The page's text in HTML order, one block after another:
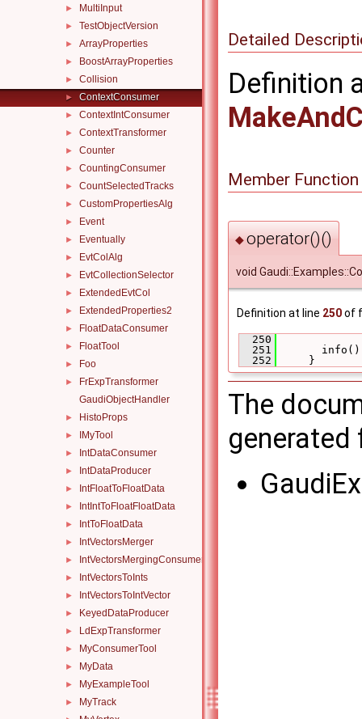
► MultiInput
► TestObjectVersion
► ArrayProperties
► BoostArrayProperties
► Collision
► ContextConsumer
► ContextIntConsumer
► ContextTransformer
► Counter
► CountingConsumer
► CountSelectedTracks
► CustomPropertiesAlg
► Event
► Eventually
► EvtColAlg
► EvtCollectionSelector
► ExtendedEvtCol
► ExtendedProperties2
► FloatDataConsumer
► FloatTool
► Foo
►
FrExpTransformer
GaudiObjectHandler
► HistoProps
► IMyTool
► IntDataConsumer
► IntDataProducer
► IntFloatToFloatData
► IntIntToFloatFloatData
► IntToFloatData
► IntVectorsMerger
► IntVectorsMergingConsumer
► IntVectorsToInts
► IntVectorsToIntVector
► KeyedDataProducer
► LdExpTransformer
► MyConsumerTool
► MyData
► MyExampleTool
► MyTrack
Detailed
Definition
Member
◆operator()()
void
Definition at line 250of
  250
  251
info()
  252
}
The